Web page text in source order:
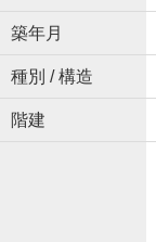
築年月
種別 / 構造
階建